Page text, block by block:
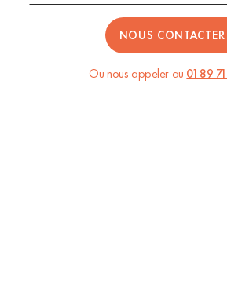
Ou nous appeler au 01 89